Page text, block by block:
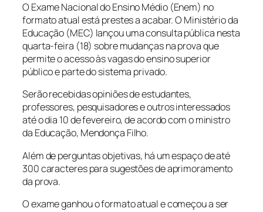
O Exame Nacional do Ensino Médio (Enem) no
formato atual está prestes a acabar. O Ministério da
Educação (MEC) lançou uma consulta pública nesta
quarta-feira (18) sobre mudanças na prova que
permite o acesso às vagas do ensino superior
público e parte do sistema privado.
Serão recebidas opiniões de estudantes,
professores, pesquisadores e outros interessados
até o dia 10 de fevereiro, de acordo com o ministro
da Educação, Mendonça Filho.
Além de perguntas objetivas, há um espaço de até
300 caracteres para sugestões de aprimoramento
da prova.
O exame ganhou o formato atual e começou a ser